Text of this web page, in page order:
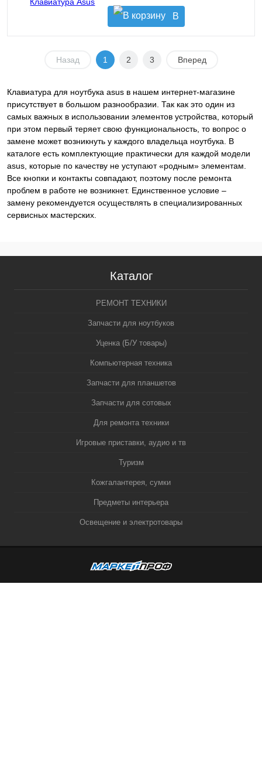
В
корзину
Назад 1 2 3 Вперед
Клавиатура для ноутбука asus в нашем интернет-магазине
присутствует в большом разнообразии. Так как это один из
самых важных в использовании элементов устройства, который
при этом первый теряет свою функциональность, то вопрос о
замене может возникнуть у каждого владельца ноутбука. В
каталоге есть комплектующие практически для каждой модели
asus, которые по качеству не уступают «родным» элементам.
Все кнопки и контакты совпадают, поэтому после ремонта
проблем в работе не возникнет. Единственное условие –
замену рекомендуется осуществлять в специализированных
сервисных мастерских.
Каталог
РЕМОНТ ТЕХНИКИ
Запчасти для ноутбуков
Уценка (Б/У товары)
Компьютерная техника
Запчасти для планшетов
Запчасти для сотовых
Для ремонта техники
Игровые приставки, аудио и тв
Туризм
Кожгалантерея, сумки
Предметы интерьера
Освещение и электротовары